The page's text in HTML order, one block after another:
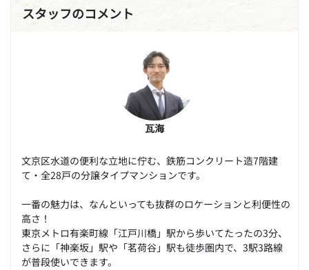
スタッフのコメント
瓦海
文京区水道の便利な立地に佇む、鉄筋コンクリート造7階建
て・全28戸の分譲タイプマンションです。
一番の魅力は、なんといっても抜群のロケーションと利便性の
高さ！
東京メトロ有楽町線「江戸川橋」駅から歩いてたったの3分、
さらに「神楽坂」駅や「茗荷谷」駅も徒歩圏内で、3駅3路線
が普段使いできます。